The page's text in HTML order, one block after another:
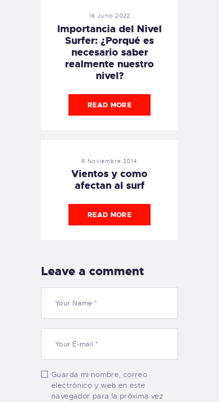
16 Junio 2022
Importancia del Nivel
Surfer: ¿Porqué es
necesario saber
realmente nuestro
nivel?
READ MORE
6 Noviembre 2014
Vientos y como
afectan al surf
READ MORE
Leave a comment
Guarda mi nombre, correo
electrónico y web en este
navegador para la próxima vez